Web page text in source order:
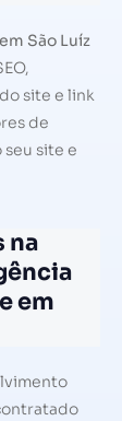
São Luíz
site e link
de
seu site e
na
em